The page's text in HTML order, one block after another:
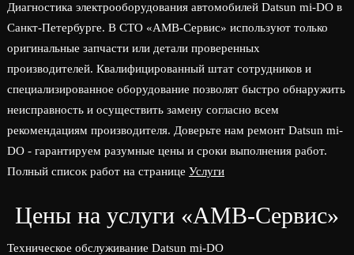
Диагностика электрооборудования автомобилей Datsun mi-DO в
Санкт-Петербурге. В СТО «АМВ-Сервис» используют только
оригинальные запчасти или детали проверенных
производителей. Квалифицированный штат сотрудников и
специализированное оборудование позволят быстро обнаружить
неисправность и осуществить замену согласно всем
рекомендациям производителя. Доверьте нам ремонт Datsun mi-
DO - гарантируем разумные цены и сроки выполнения работ.
Полный список работ на странице Услуги
Цены на услуги «АМВ-Сервис»
Техническое обслуживание Datsun mi-DO